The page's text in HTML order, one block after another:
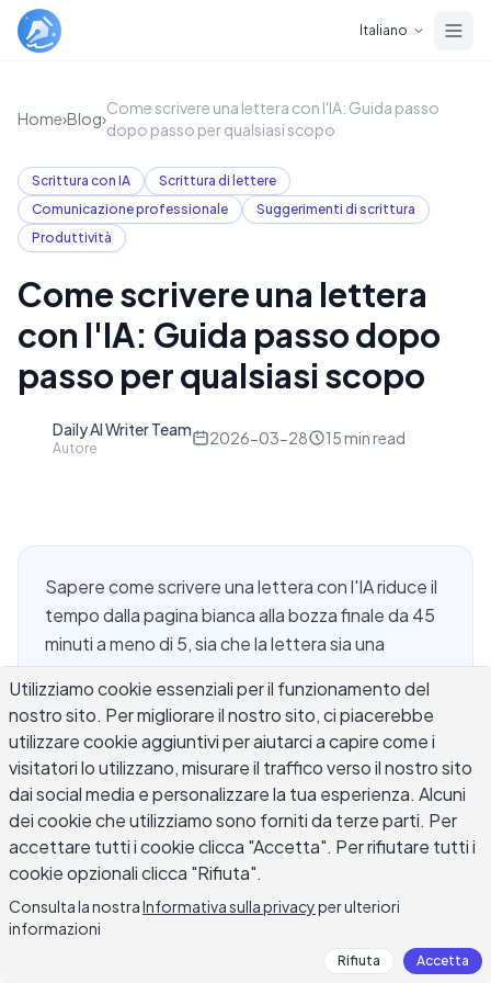
Italiano
Home›Blog›
Come scrivere una lettera con l'IA: Guida passo
dopo passo per qualsiasi scopo
Scrittura con IA
Scrittura di lettere
Comunicazione professionale
Suggerimenti di scrittura
Produttività
Come scrivere una lettera
con l'IA: Guida passo dopo
passo per qualsiasi scopo
Daily AI Writer Team
Autore
2026-03-28 15 min read
Sapere come scrivere una lettera con l'IA riduce il
tempo dalla pagina bianca alla bozza finale da 45
minuti a meno di 5, sia che la lettera sia una
un reclamo commerciale o una nota personale al
proprietario. Il processo è più semplice di quanto
la maggior parte delle persone si aspetti, ma il
divario di qualità tra una lettera ben elaborata con
IA e una generica è sostanziale. Questa guida
copre i passaggi esatti per scrivere una lettera
con l'IA, quali informazioni l'IA ha bisogno, come
gestire il tono e la voce, e cosa controllare prima
di inviare. L'obiettivo è una lettera che sembra
Utilizziamo cookie essenziali per il funzionamento del
nostro sito. Per migliorare il nostro sito, ci piacerebbe
utilizzare cookie aggiuntivi per aiutarci a capire come i
visitatori lo utilizzano, misurare il traffico verso il nostro sito
dai social media e personalizzare la tua esperienza. Alcuni
dei cookie che utilizziamo sono forniti da terze parti. Per
accettare tutti i cookie clicca "Accetta". Per rifiutare tutti i
cookie opzionali clicca "Rifiuta".
Consulta la nostraInformativa sulla privacyper ulteriori
informazioni
Rifiuta Accetta